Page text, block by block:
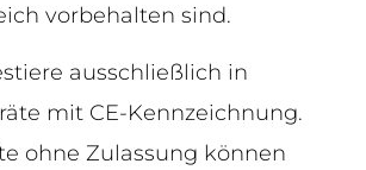
vorbehalten sind.
ausschließlich in
mit CE-Kennzeichnung.
ohne Zulassung können